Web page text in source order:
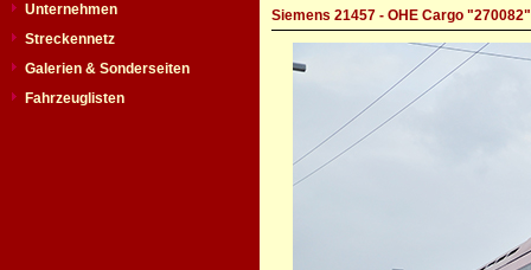
Unternehmen
Streckennetz
Galerien & Sonderseiten
Fahrzeuglisten
Siemens 21457 - OHE Cargo "270082"